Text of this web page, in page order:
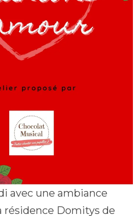
avec une ambiance
résidence Domitys de